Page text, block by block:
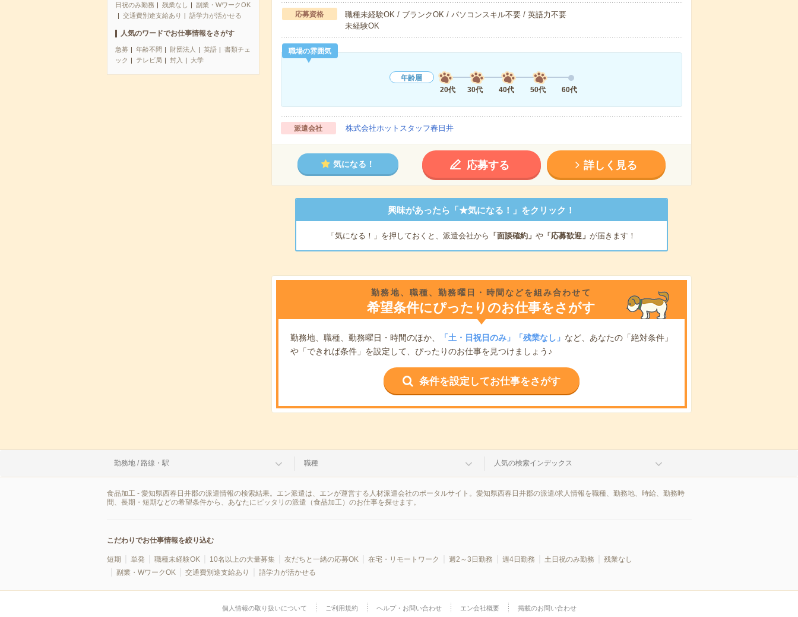
日祝のみ勤務
残業なし
副業・WワークOK
交通費別途支給あり
語学力が活かせる
人気のワードでお仕事情報をさがす
急募 年齢不問 財団法人 英語
書類チェ
ック
テレビ局 封入 大学
応募資格
職種未経験OK / ブランクOK / パソコンスキル不要 / 英語力不要
未経験OK
職場の雰囲気
年齢層
20代
30代 40代 50代 60代
派遣会社 株式会社ホットスタッフ春日井
気になる！ 応募する 詳しく見る
興味があったら「★気になる！」をクリック！
「気になる！」を押しておくと、派遣会社から 「面談確約」 や「応募歓迎」 が届きます！
勤務地、職種、勤務曜日・時間などを組み合わせて
希望条件にぴったりのお仕事をさがす
勤務地、職種、勤務曜日・時間のほか、 「土・日祝日のみ」「残業なし」 など、あなたの「絶対条件」
や「できれば条件」を設定して、ぴったりのお仕事を見つけましょう♪
条件を設定してお仕事をさがす
勤務地 / 路線・駅 職種 人気の検索インデックス
食品加工 - 愛知県西春日井郡の派遣情報の検索結果。エン派遣は、エンが運営する人材派遣会社のポータルサイト。愛知県西春日井郡の派遣/求人情報を職種、勤務地、時給、勤務時
間、長期・短期などの希望条件から、あなたにピッタリの派遣（食品加工）のお仕事を探せます。
こだわりでお仕事情報を絞り込む
短期 単発 職種未経験OK 10名以上の大量募集 友だちと一緒の応募OK 在宅・リモートワーク 週2～3日勤務 週4日勤務 土日祝のみ勤務
残業なし
副業・WワークOK
交通費別途支給あり 語学力が活かせる
個人情報の取り扱いについて ご利用規約 ヘルプ・お問い合わせ エン会社概要 掲載のお問い合わせ